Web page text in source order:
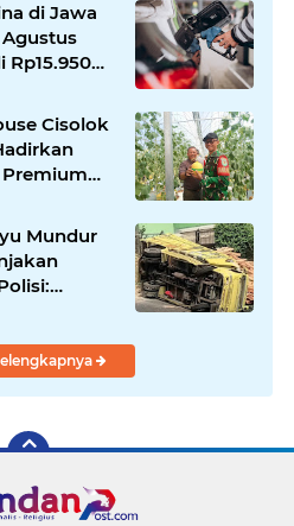
di Jawa
Rp15.950
Cisolok
Modern
Mundur